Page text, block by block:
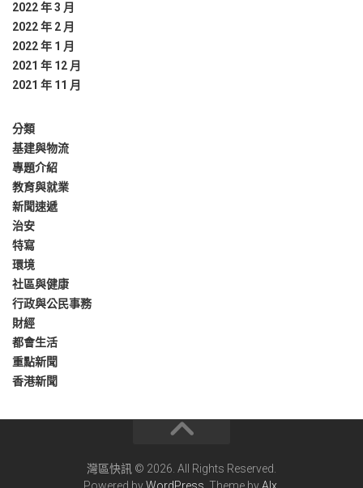
2022 年 3 月
2022 年 2 月
2022 年 1 月
2021 年 12 月
2021 年 11 月
分類
基建與物流
專題介紹
教育與就業
新聞速遞
治安
特寫
環境
社區與健康
行政與公民事務
財經
都會生活
重點新聞
香港新聞
灣區快訊 © 2026. All Rights Reserved.